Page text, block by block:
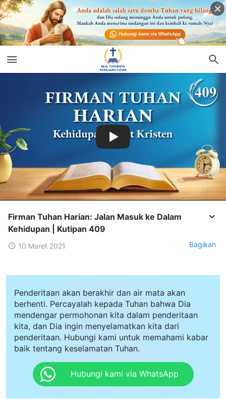
Firman Tuhan Harian: Jalan Masuk ke Dalam
Kehidupan | Kutipan 409
10 Maret 2021 Bagikan
Penderitaan akan berakhir dan air mata akan
berhenti. Percayalah kepada Tuhan bahwa Dia
mendengar permohonan kita dalam penderitaan
kita, dan Dia ingin menyelamatkan kita dari
penderitaan. Hubungi kami untuk memahami kabar
baik tentang keselamatan Tuhan.
Hubungi kami via WhatsApp